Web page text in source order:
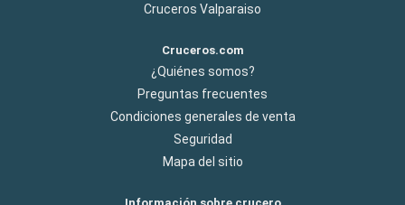
Cruceros Valparaiso
Cruceros.com
¿Quiénes somos?
Preguntas frecuentes
Condiciones generales de venta
Seguridad
Mapa del sitio